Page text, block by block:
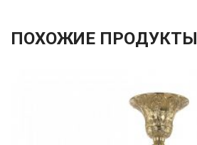
ПОХОЖИЕ ПРОДУКТЫ